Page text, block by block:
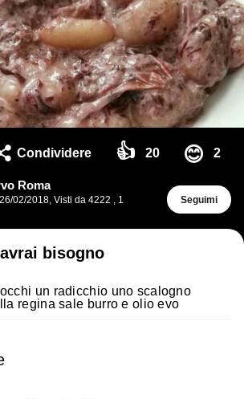
Condividere 👍 20 😊 2
Roma
26/02/2018, Visti da 4222 , 1
Seguimi
bisogno
un radicchio uno scalogno
regina sale burro e olio evo